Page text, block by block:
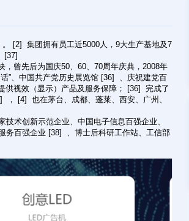
[2] 集团拥有员工近5000人，9大生产基地及7
[37]
曾先后为国庆50、60、70周年庆典，2008年
”、中国共产党历史展览馆 [36] 、庆祝建党百
供视效（显示）产品及服务保障； [36] 完成了
[4] 也在茅台、成都、蓬莱、西安、广州、
术创新示范企业、中国电子信息百强企业、
务百强企业 [38] 、博士后科研工作站、工信部